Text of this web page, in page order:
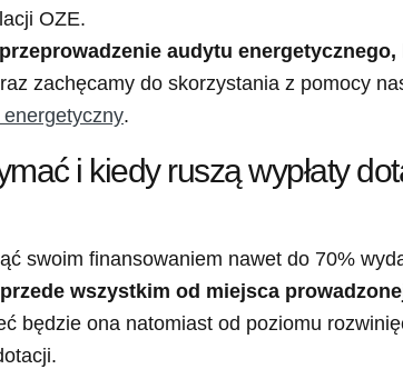
OZE.
audytu
zachęcamy do skorzystania z pomocy
.
i kiedy ruszą wypłaty
swoim finansowaniem nawet do 70%
wszystkim od miejsca
będzie ona natomiast od poziomu